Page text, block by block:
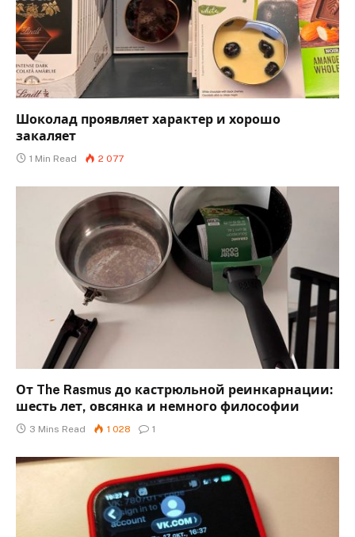
Шоколад проявляет характер и хорошо
закаляет
1 Min Read 2 077
От The Rasmus до кастрюльной реинкарнации:
шесть лет, овсянка и немного философии
3 Mins Read 1 028 1